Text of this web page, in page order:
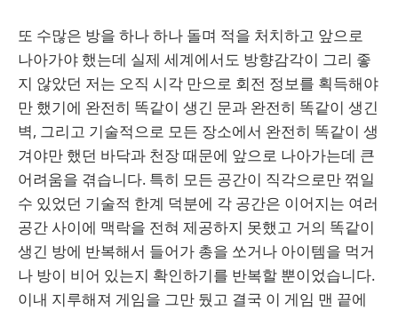
또 수많은 방을 하나 하나 돌며 적을 처치하고 앞으로
나아가야 했는데 실제 세계에서도 방향감각이 그리 좋
지 않았던 저는 오직 시각 만으로 회전 정보를 획득해야
만 했기에 완전히 똑같이 생긴 문과 완전히 똑같이 생긴
벽, 그리고 기술적으로 모든 장소에서 완전히 똑같이 생
겨야만 했던 바닥과 천장 때문에 앞으로 나아가는데 큰
어려움을 겪습니다. 특히 모든 공간이 직각으로만 꺾일
수 있었던 기술적 한계 덕분에 각 공간은 이어지는 여러
공간 사이에 맥락을 전혀 제공하지 못했고 거의 똑같이
생긴 방에 반복해서 들어가 총을 쏘거나 아이템을 먹거
나 방이 비어 있는지 확인하기를 반복할 뿐이었습니다.
이내 지루해져 게임을 그만 뒀고 결국 이 게임 맨 끝에